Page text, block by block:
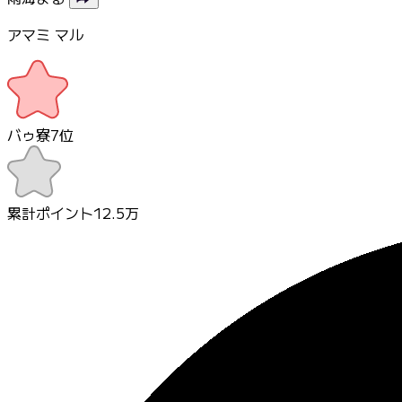
アマミ マル
バゥ寮7位
累計ポイント12.5万